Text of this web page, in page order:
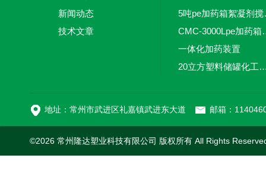
新闻动态
技术文章
5吨pe
CMC-
一体化加药装置
20立方塑料储罐化工储
地址：常州市武进区礼嘉镇武进东大道 邮箱：
©2026 常州隆达塑业科技有限公司 版权所有 All Rights